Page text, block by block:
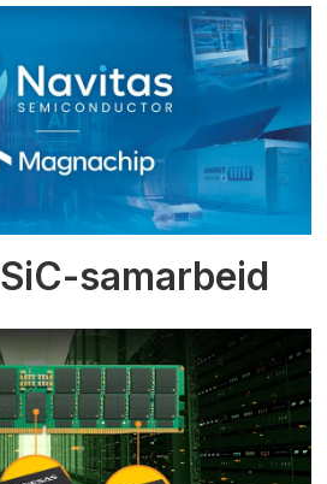
samarbeid